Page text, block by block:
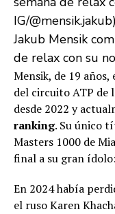
Jakub Mensik
de relax con su
Mensik, de 19 años,
del circuito ATP de
desde 2022 y
ranking. Su único
Masters 1000 de
final a su gran
En 2024 había
el ruso Karen